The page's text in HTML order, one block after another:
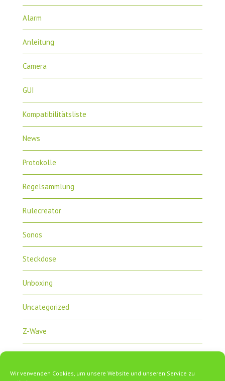
Wir verwenden Cookies, um unsere Website und unseren Service zu
Alarm
Anleitung
Camera
GUI
Kompatibilitätsliste
News
Protokolle
Regelsammlung
Rulecreator
Sonos
Steckdose
Unboxing
Uncategorized
Z-Wave